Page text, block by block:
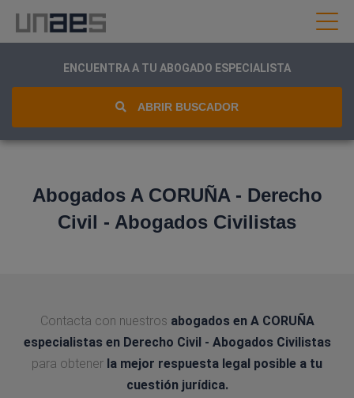
ENCUENTRA A TU ABOGADO ESPECIALISTA
ABRIR BUSCADOR
Abogados A CORUÑA - Derecho
Civil - Abogados Civilistas
Contacta con nuestros abogados en A CORUÑA
especialistas en Derecho Civil - Abogados Civilistas
para obtener la mejor respuesta legal posible a tu
cuestión jurídica.